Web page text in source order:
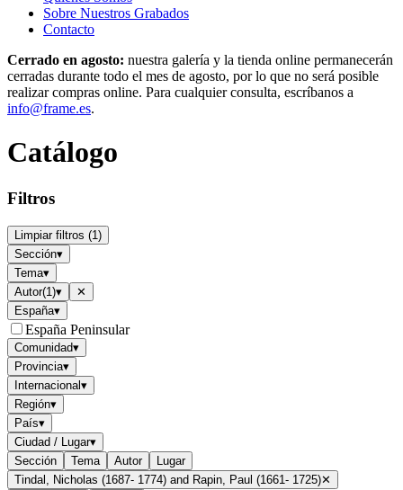
Sobre Nuestros Grabados
Contacto
Cerrado en agosto: nuestra galería y la tienda online permanecerán
cerradas durante todo el mes de agosto, por lo que no será posible
realizar compras online. Para cualquier consulta, escríbanos a
info@frame.es.
Catálogo
Filtros
Limpiar filtros (1)
Sección▾
Tema▾
Autor(1)▾
✕
España▾
España Peninsular
Comunidad▾
Provincia▾
Internacional▾
Región▾
País▾
Ciudad / Lugar▾
Sección
Tema Autor
Lugar
Tindal, Nicholas (1687- 1774) and Rapin, Paul (1661- 1725)✕